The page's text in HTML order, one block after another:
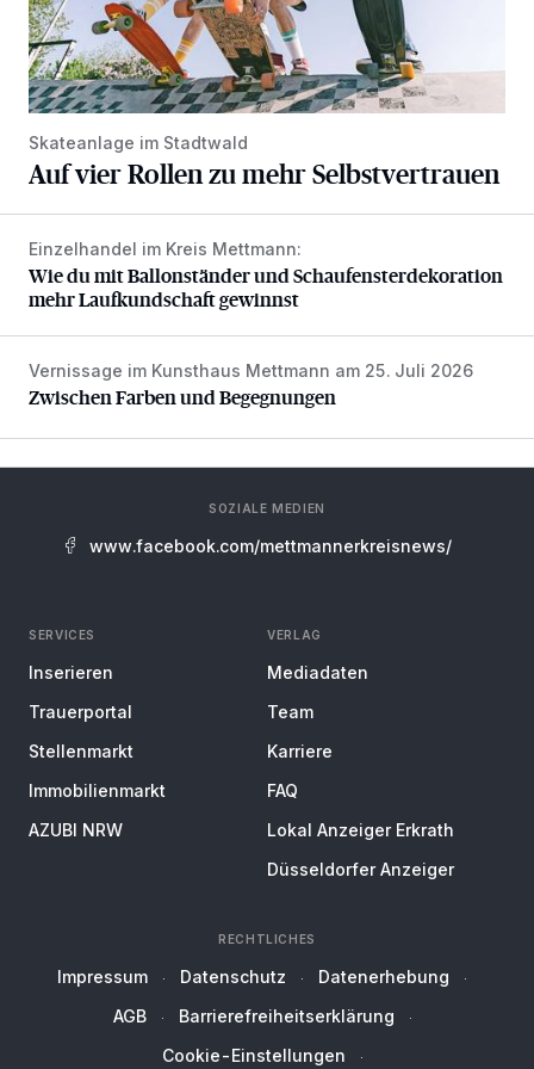
Skateanlage im Stadtwald
Auf vier Rollen zu mehr Selbstvertrauen
Wie du mit Ballonständer und Schaufensterdekoration
Einzelhandel im Kreis Mettmann:
Wie du mit Ballonständer und Schaufensterdekoration
mehr Laufkundschaft gewinnst
Zwischen Farben und Begegnungen
Vernissage im Kunsthaus Mettmann am 25. Juli 2026
Zwischen Farben und Begegnungen
SOZIALE MEDIEN
www.facebook.com/mettmannerkreisnews/
SERVICES
Inserieren
Trauerportal
Stellenmarkt
Immobilienmarkt
AZUBI NRW
VERLAG
Mediadaten
Team
Karriere
FAQ
Lokal Anzeiger Erkrath
Düsseldorfer Anzeiger
RECHTLICHES
Impressum Datenschutz
Datenerhebung
AGB
Barrierefreiheitserklärung
Cookie-Einstellungen